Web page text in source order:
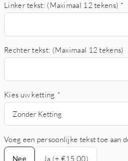
Linker tekst: (Maximaal 12 tekens) *
Rechter tekst: (Maximaal 12 tekens)
Kies uw ketting *
Zonder Ketting
Voeg een persoonlijke tekst toe aan
Nee
Nee
Ja (+ €15,00)